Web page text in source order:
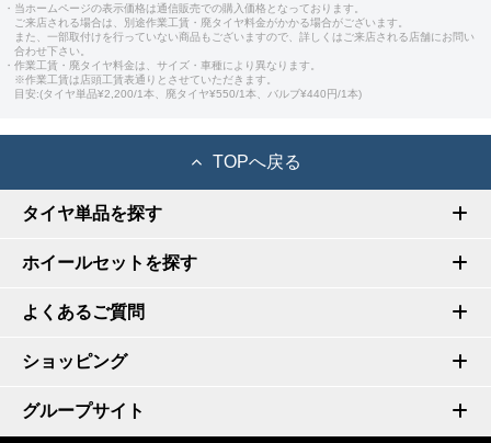
・当ホームページの表示価格は通信販売での購入価格となっております。
ご来店される場合は、別途作業工賃・廃タイヤ料金がかかる場合がございます。
また、一部取付けを行っていない商品もございますので、詳しくはご来店される店舗にお問い
合わせ下さい。
・作業工賃・廃タイヤ料金は、サイズ・車種により異なります。
※作業工賃は店頭工賃表通りとさせていただきます。
目安:(タイヤ単品¥2,200/1本、廃タイヤ¥550/1本、バルブ¥440円/1本)
TOPへ戻る
タイヤ単品を探す
ホイールセットを探す
よくあるご質問
ショッピング
グループサイト